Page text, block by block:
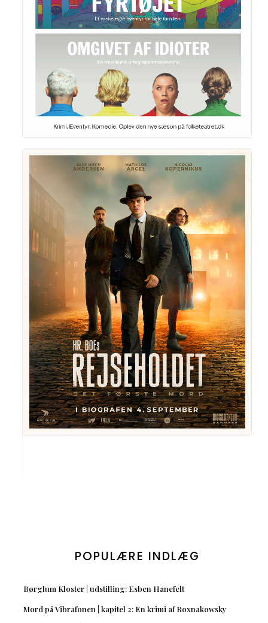
POPULÆRE INDLÆG
Børglum Kloster | udstilling: Esben Hanefelt
Mord på Vibrafonen | kapitel 2: En krimi af Roxnakowsky